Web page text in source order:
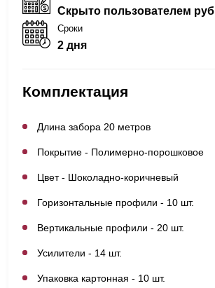
Скрыто пользователем руб
Сроки
2 дня
Комплектация
Длина забора 20 метров
Покрытие - Полимерно-порошковое
Цвет - Шоколадно-коричневый
Горизонтальные профили - 10 шт.
Вертикальные профили - 20 шт.
Усилители - 14 шт.
Упаковка картонная - 10 шт.